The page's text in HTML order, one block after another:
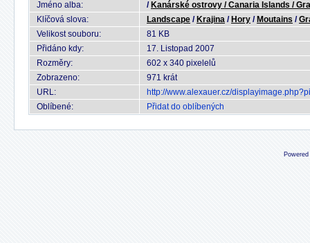
Jméno alba:
/ Kanárské ostrovy / Canaria Islands /
Klíčová slova:
Landscape / Krajina / Hory / Moutains /
Velikost souboru:
81 KB
Přidáno kdy:
17. Listopad 2007
Rozměry:
602 x 340 pixelelů
Zobrazeno:
971 krát
URL:
http://www.alexauer.cz/
Oblíbené:
Přidat do oblíbených